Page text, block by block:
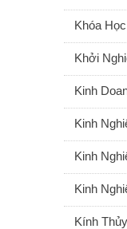
Khóa
Khởi
Kinh
Kinh
Kinh
Kinh
Kính